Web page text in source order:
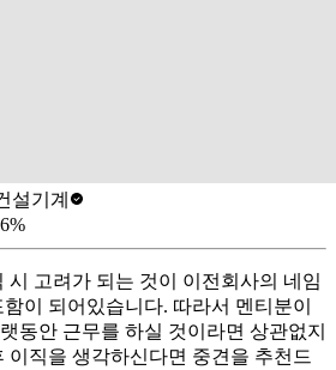
설기계
%
시 고려가 되는 것이 이전회사의 네임
이 되어있습니다. 따라서 멘티분이
동안 근무를 하실 것이라면 상관없지
이직을 생각하신다면 중견을 추천드